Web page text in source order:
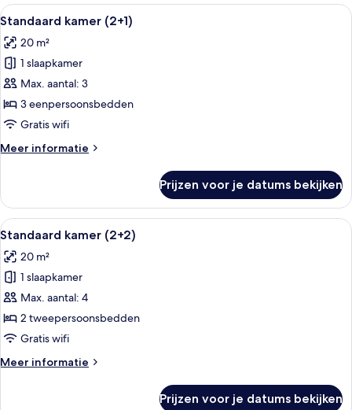
(2+0)
Alle
foto's
voor
Standaard
kamer
(2+1)
laden
Een hotelkamer met een groot bed,
2
Standaard kamer (2+1)
20 m²
1 slaapkamer
Max. aantal: 3
3 eenpersoonsbedden
Gratis wifi
Meer informatie
Meer
kamer
(2+1)
Prijzen voor je datums bekijken
Alle
foto's
voor
Standaard
kamer
(2+2)
laden
Een hotelkamer met een groot bed,
2
Standaard kamer (2+2)
20 m²
1 slaapkamer
Max. aantal: 4
2 tweepersoonsbedden
Gratis wifi
Meer informatie
Meer
Prijzen voor je datums bekijken